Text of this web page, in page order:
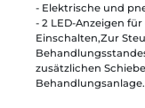
- Elektrische und
- 2 LED-Anzeigen
Einschalten,Zur
zusätzlichen
Behandlungsanlage.